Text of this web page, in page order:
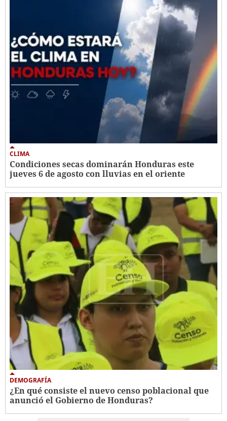
CLIMA
Condiciones secas dominarán Honduras este
jueves 6 de agosto con lluvias en el oriente
DEMOGRAFÍA
¿En qué consiste el nuevo censo poblacional que
anunció el Gobierno de Honduras?